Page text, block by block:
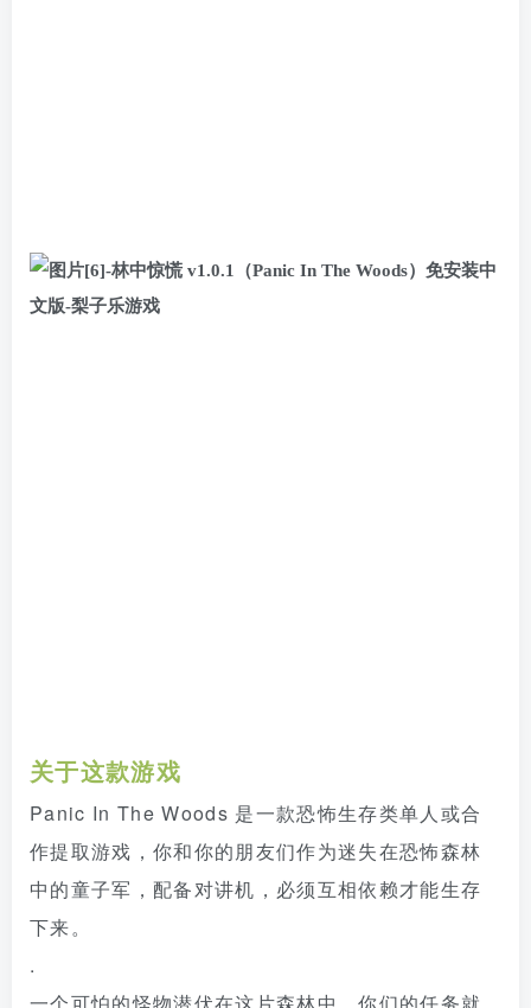
关于这款游戏
Panic In The Woods 是一款恐怖生存类单人或合
作提取游戏，你和你的朋友们作为迷失在恐怖森林
中的童子军，配备对讲机，必须互相依赖才能生存
下来。
.